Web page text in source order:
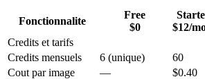
Fonctionnalite
Free
$0
$12/
Credits et tarifs
Credits mensuels
6 (unique) 60
Cout par image
— $0.40